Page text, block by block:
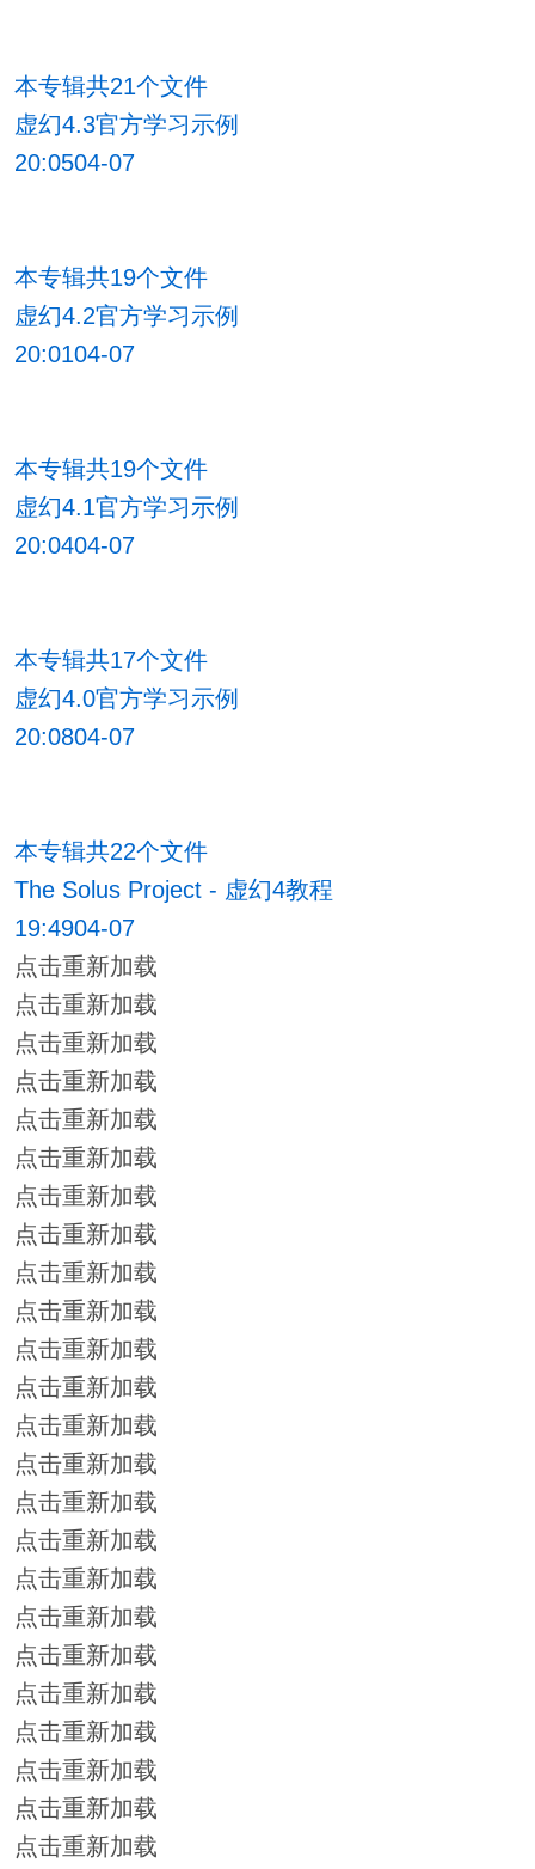
本专辑共21个文件
虚幻4.3官方学习示例
20:0504-07
本专辑共19个文件
虚幻4.2官方学习示例
20:0104-07
本专辑共19个文件
虚幻4.1官方学习示例
20:0404-07
本专辑共17个文件
虚幻4.0官方学习示例
20:0804-07
本专辑共22个文件
The Solus Project - 虚幻4教程
19:4904-07
点击重新加载
点击重新加载
点击重新加载
点击重新加载
点击重新加载
点击重新加载
点击重新加载
点击重新加载
点击重新加载
点击重新加载
点击重新加载
点击重新加载
点击重新加载
点击重新加载
点击重新加载
点击重新加载
点击重新加载
点击重新加载
点击重新加载
点击重新加载
点击重新加载
点击重新加载
点击重新加载
点击重新加载